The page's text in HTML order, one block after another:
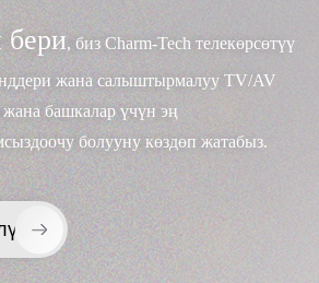
бери, биз Charm-Tech телекөрсөтүү
жана салыштырмалуу TV/AV
башкалар үчүн эң
болууну көздөп жатабыз.